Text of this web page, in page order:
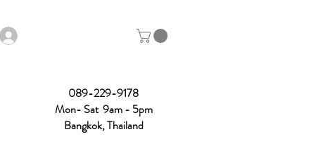
089-229-9178
Mon- Sat 9am - 5pm
Bangkok, Thailand